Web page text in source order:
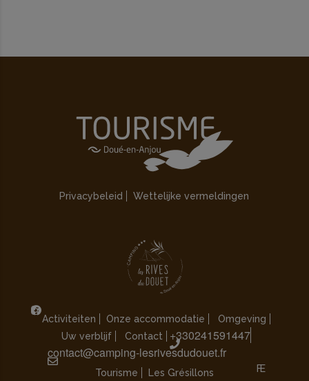
Privacybeleid Wettelijke vermeldingen
Activiteiten Onze accommodatie
Omgeving
Uw verblijf
Contact
+330241591447
contact@camping-lesrivesdudouet.fr
Tourisme Les Grésillons